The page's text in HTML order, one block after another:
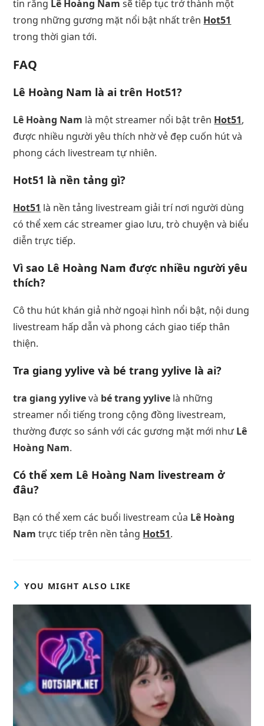
tin rằng Lê Hoàng Nam sẽ tiếp tục trở thành một
trong những gương mặt nổi bật nhất trên Hot51
trong thời gian tới.
FAQ
Lê Hoàng Nam là ai trên Hot51?
Lê Hoàng Nam là một streamer nổi bật trên Hot51,
được nhiều người yêu thích nhờ vẻ đẹp cuốn hút và
phong cách livestream tự nhiên.
Hot51 là nền tảng gì?
Hot51 là nền tảng livestream giải trí nơi người dùng
có thể xem các streamer giao lưu, trò chuyện và biểu
diễn trực tiếp.
Vì sao Lê Hoàng Nam được nhiều người yêu
thích?
Cô thu hút khán giả nhờ ngoại hình nổi bật, nội dung
livestream hấp dẫn và phong cách giao tiếp thân
thiện.
Tra giang yylive và bé trang yylive là ai?
tra giang yylivevà bé trang yylive là những
streamer nổi tiếng trong cộng đồng livestream,
thường được so sánh với các gương mặt mới nhưLê
Hoàng Nam.
Có thể xem Lê Hoàng Nam livestream ở
đâu?
Bạn có thể xem các buổi livestream của Lê Hoàng
Nam trực tiếp trên nền tảng Hot51.
YOU MIGHT ALSO LIKE